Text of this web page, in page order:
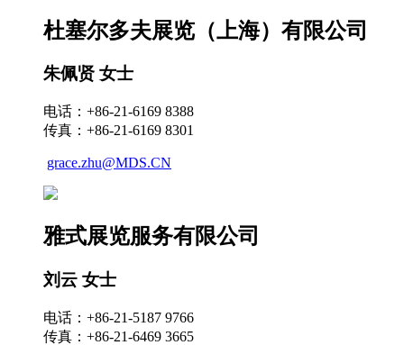
杜塞尔多夫展览（上海）有限公司
朱佩贤 女士
电话：+86-21-6169 8388
传真：+86-21-6169 8301
grace.zhu@MDS.CN
雅式展览服务有限公司
刘云 女士
电话：+86-21-5187 9766
传真：+86-21-6469 3665